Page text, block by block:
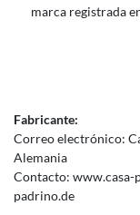
marca registrada
Fabricante:
Correo electrónico:
Alemania
Contacto: www.casa-
padrino.de